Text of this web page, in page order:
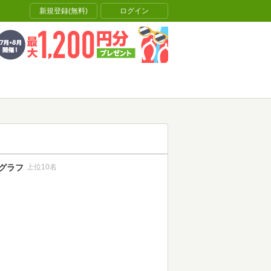
新規登録(無料) ログイン
ラフ 上位10名